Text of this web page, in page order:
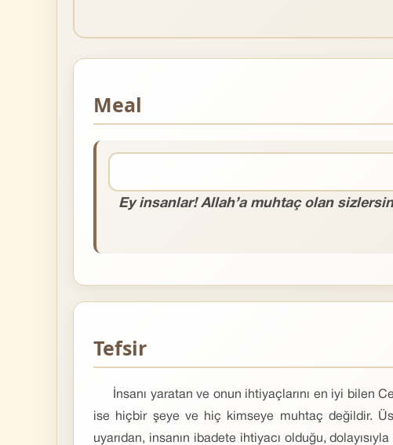
Meal
Ey insanlar! Allah’a muhtaç olan
Tefsir
İnsanı yaratan ve onun ihtiyaçlarını en iyi bilen
ise hiçbir şeye ve hiç kimseye muhtaç değildir.
uyarıdan, insanın ibadete ihtiyacı olduğu,